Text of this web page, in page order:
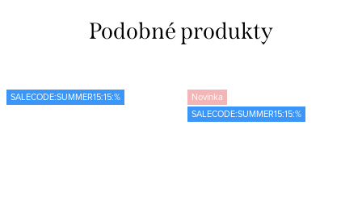
SALECODE:SUMMER15:15:%
Novinka
SALECODE:SUMMER15:15:%